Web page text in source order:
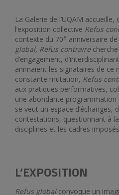
La Galerie de l’UQAM
l’exposition collective Refus
contexte du 70e anniversaire
global, Refus contraire
d’engagement,
animaient les signataires de ce
constante mutation, Refus
aux pratiques performatives,
une abondante programmation
se veut un espace d’échanges,
contestations, questionnant à
disciplines et les cadres
L’EXPOSITION
Refus global convoque un